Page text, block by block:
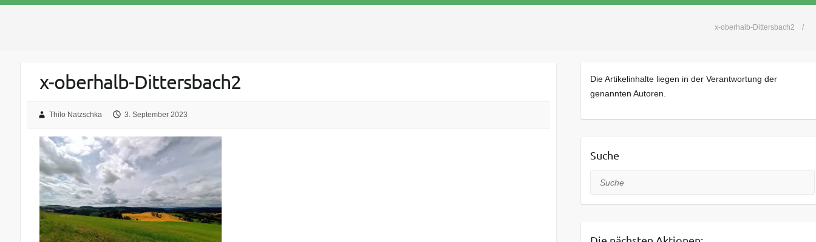
x-oberhalb-Dittersbach2
x-oberhalb-Dittersbach2
Thilo Natzschka 3. September 2023
Die Artikelinhalte liegen in der Verantwortung der
genannten Autoren.
Suche
Suche